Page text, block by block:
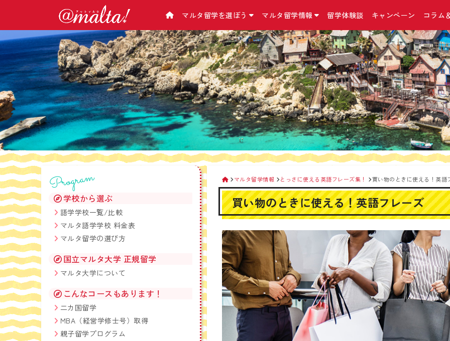
マルタ留学を選ぼう
学校から選ぶ
マルタ語学学校一覧/比較
マルタ語学学校 料金表
マルタ留学の選び方
国立マルタ大学 正規留学
マルタ大学について
こんなコースも
インターンシップ
二カ国留学
MBA（経営学修士
親子留学プログラ
小中高生向け 夏
シニア留学プログ
マルタ＋イタリア
マルタ留学情報
マルタについて
マルタ基本情報
（気候･治安･緊急･病院･電話のかけ方･チ
ップ･お金･電気･交通など）
マルタの主要都市紹介
マルタの観光スポット
生活情報
マルタの空港
交通機関
タクシー＆便利アプリ
携帯電話
マルタ滞在時のお金の管理
マルタのATMの使い方
マルタ留学について
マルタの気になる英語
マルタ留学の予算
マルタの留学の選び方
おすすめ留学プラン
マルタ留学生活１日の流れ
滞在先の種類
語学学校一覧
留学の準備
マルタ留学の手続
出発までに必要な
マルタの留学保険
マルタの留学ビザ
マルタのワーキン
持ち物リスト
日本から契約でき
ド！
外貨両替宅配サー
海外オンライン医
『YOKUMIRU』
『留学110番』留
プ支援サービス
とっさに使える英
留学体験談 キャンペーン コラム
アットマルタとは
会社概要
企業理念
留学カウンセラー紹介
アットマルタが選ばれる理由
なぜ手数料が０円？
留学手続きの流れ
マルタ留学相談会
お問合せ・アクセス・他
お問合せ／資料請求
アクセス
留学手続きに関する約款/規約
特定商取引法に基づく表記
プライバシーポリシー
リンク集
サイトマップ
マルタ留学コラ
コラム
ニュース
マルタ留学口コミ
イベント情報
Instagram
Facebook
Twitter
マルタ留学情報 とっさに使える英語フレーズ集！ 買い物のときに使える！英語
買い物のときに使える！英語フレーズ
Program
学校から選ぶ
語学学校一覧/比較
マルタ語学学校 料金表
マルタ留学の選び方
国立マルタ大学 正規留学
マルタ大学について
こんなコースもあります！
二カ国留学
MBA（経営学修士号）取得
親子留学プログラム